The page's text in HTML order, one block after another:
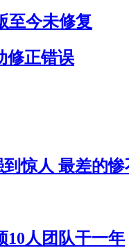
至今未修复
修正错误
惊人 最差的
人团队干一年